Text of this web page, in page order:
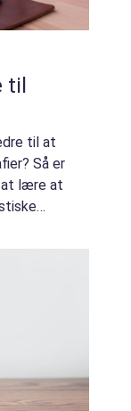
til
til at
Så er
at lære at